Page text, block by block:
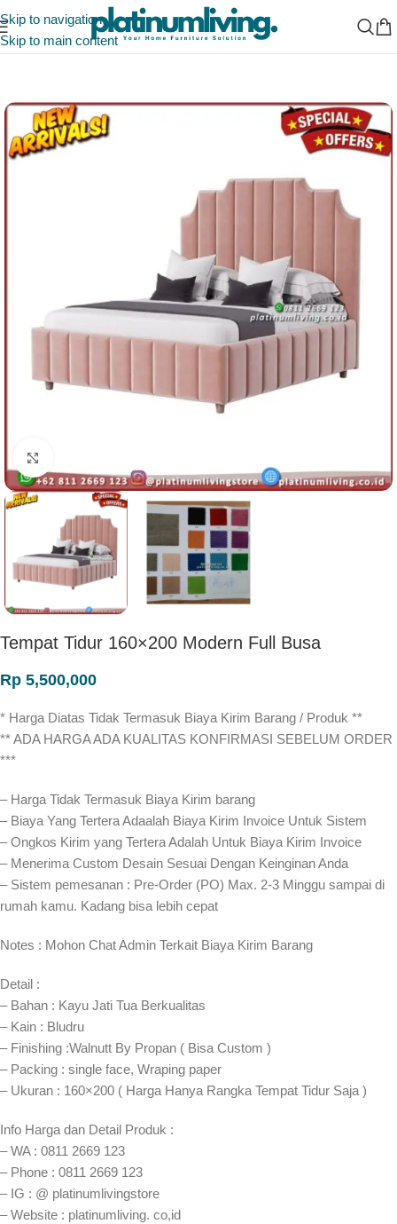
Skip to navigation
Skip to main content
Beranda/Furniture Jepara
Tempat Tidur 160×200 Modern Full Busa
Rp 5,500,000
* Harga Diatas Tidak Termasuk Biaya Kirim Barang / Produk **
** ADA HARGA ADA KUALITAS KONFIRMASI SEBELUM ORDER
***
– Harga Tidak Termasuk Biaya Kirim barang
– Biaya Yang Tertera Adaalah Biaya Kirim Invoice Untuk Sistem
– Ongkos Kirim yang Tertera Adalah Untuk Biaya Kirim Invoice
– Menerima Custom Desain Sesuai Dengan Keinginan Anda
– Sistem pemesanan : Pre-Order (PO) Max. 2-3 Minggu sampai di
rumah kamu. Kadang bisa lebih cepat⁣⁣
Notes : Mohon Chat Admin Terkait Biaya Kirim Barang
Detail :
– Bahan : Kayu Jati Tua Berkualitas
– Kain : Bludru
– Finishing :Walnutt By Propan ( Bisa Custom )
– Packing : single face, Wraping paper
– Ukuran : 160×200 ( Harga Hanya Rangka Tempat Tidur Saja )
Info Harga dan Detail Produk :
– WA : 0811 2669 123
– Phone : 0811 2669 123
– IG : @ platinumlivingstore
– Website : platinumliving. co,id